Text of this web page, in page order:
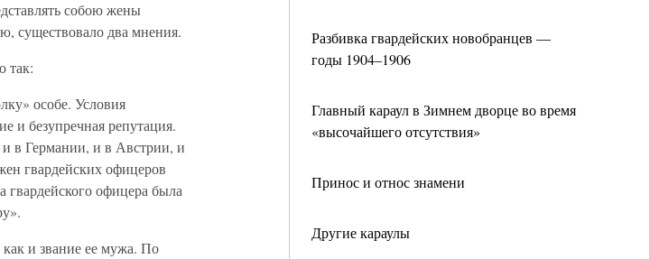
Разбивка гвардейских новобранцев —
годы 1904–1906
Главный караул в Зимнем дворце во время
«высочайшего отсутствия»
Принос и относ знамени
Другие караулы
собою жены
существовало два мнения.
так:
особе. Условия
и безупречная репутация.
и в Германии, и в Австрии, и
гвардейских офицеров
офицера была
и звание ее мужа. По